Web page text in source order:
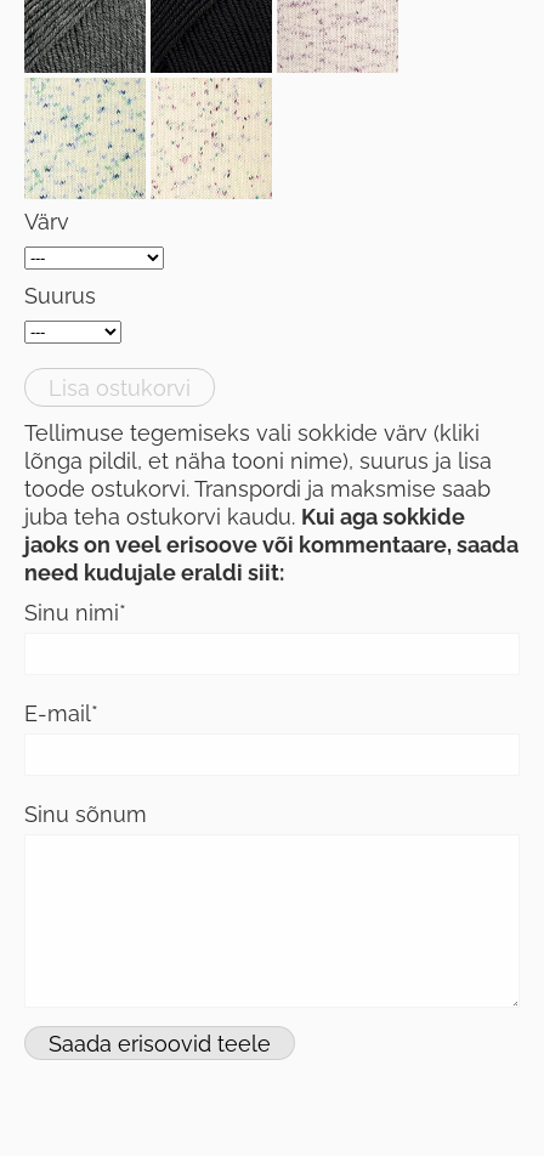
Värv
Suurus
Lisa ostukorvi
Tellimuse tegemiseks vali sokkide värv (kliki
lõnga pildil, et näha tooni nime), suurus ja lisa
toode ostukorvi. Transpordi ja maksmise saab
juba teha ostukorvi kaudu. Kui aga sokkide
jaoks on veel erisoove või kommentaare, saada
need kudujale eraldi siit:
Sinu nimi
E-mail
Sinu sõnum